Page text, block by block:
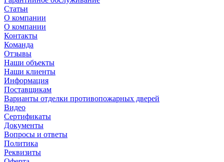
Статьи
О компании
О компании
Контакты
Команда
Отзывы
Наши объекты
Наши клиенты
Информация
Поставщикам
Варианты отделки противопожарных дверей
Видео
Сертификаты
Документы
Вопросы и ответы
Политика
Реквизиты